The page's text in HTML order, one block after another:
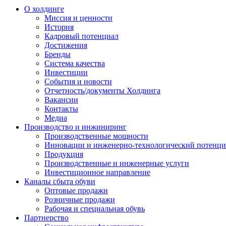
О холдинге
Миссия и ценности
История
Кадровый потенциал
Достижения
Бренды
Система качества
Инвестиции
События и новости
Отчетность/документы Холдинга
Вакансии
Контакты
Медиа
Производство и инжиниринг
Производственные мощности
Инновации и инженерно-технологический
Продукция
Производственные и инженерные услуги
Инвестиционное направление
Каналы сбыта обуви
Оптовые продажи
Розничные продажи
Рабочая и специальная обувь
Партнерство